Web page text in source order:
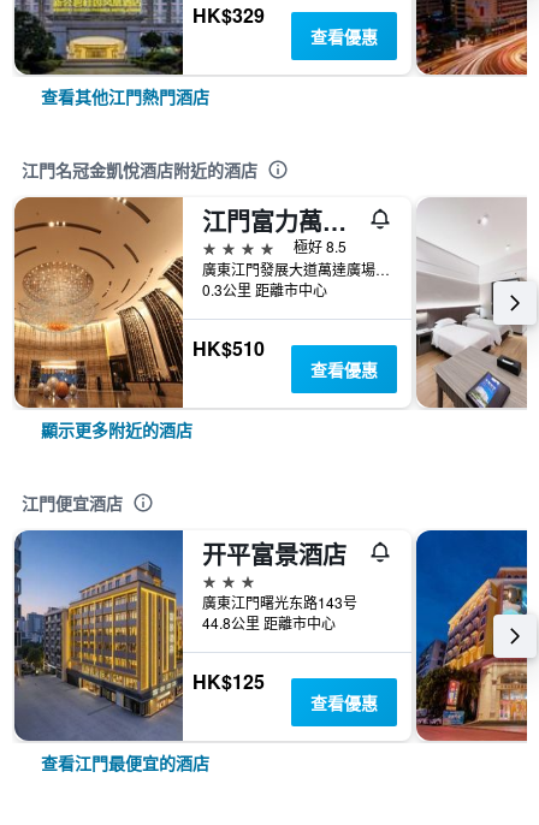
HK$329
查看優惠
查看其他江門熱門酒店
江門名冠金凱悅酒店附近的酒店
江門富力萬達嘉華酒店
4星級
極好 8.5
廣東江門發展大道萬達廣場3座
0.3公里 距離市中心
HK$510
查看優惠
顯示更多附近的酒店
江門便宜酒店
开平富景酒店
3星級
廣東江門曙光东路143号
44.8公里 距離市中心
HK$125
查看優惠
查看江門最便宜的酒店